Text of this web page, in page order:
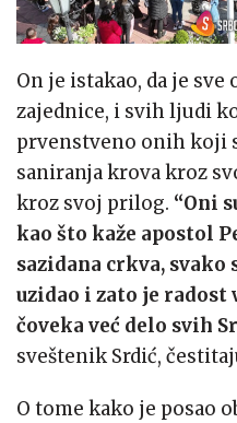
On je istakao, da je
zajednice, i svih ljudi
prvenstveno onih koji
saniranja krova kroz
kroz svoj prilog. “Oni
kao što kaže apostol
sazidana crkva, svako
uzidao i zato je radost
čoveka već delo svih
sveštenik Srdić,
O tome kako je posao